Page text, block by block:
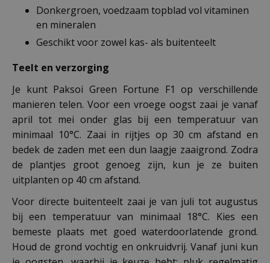
Donkergroen, voedzaam topblad vol vitaminen
en mineralen
Geschikt voor zowel kas- als buitenteelt
Teelt en verzorging
Je kunt Paksoi Green Fortune F1 op verschillende
manieren telen. Voor een vroege oogst zaai je vanaf
april tot mei onder glas bij een temperatuur van
minimaal 10°C. Zaai in rijtjes op 30 cm afstand en
bedek de zaden met een dun laagje zaaigrond. Zodra
de plantjes groot genoeg zijn, kun je ze buiten
uitplanten op 40 cm afstand.
Voor directe buitenteelt zaai je van juli tot augustus
bij een temperatuur van minimaal 18°C. Kies een
bemeste plaats met goed waterdoorlatende grond.
Houd de grond vochtig en onkruidvrij. Vanaf juni kun